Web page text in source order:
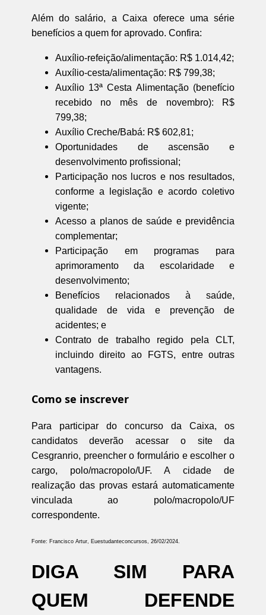
Além do salário, a Caixa oferece uma série
benefícios a quem for aprovado. Confira:
Auxílio-refeição/alimentação: R$ 1.014,42;
Auxílio-cesta/alimentação: R$ 799,38;
Auxílio 13ª Cesta Alimentação (benefício
recebido no mês de novembro): R$
799,38;
Auxílio Creche/Babá: R$ 602,81;
Oportunidades de ascensão e
desenvolvimento profissional;
Participação nos lucros e nos resultados,
conforme a legislação e acordo coletivo
vigente;
Acesso a planos de saúde e previdência
complementar;
Participação em programas para
aprimoramento da escolaridade e
desenvolvimento;
Benefícios relacionados à saúde,
qualidade de vida e prevenção de
acidentes; e
Contrato de trabalho regido pela CLT,
incluindo direito ao FGTS, entre outras
vantagens.
Como se inscrever
Para participar do concurso da Caixa, os
candidatos deverão acessar o site da
Cesgranrio, preencher o formulário e escolher o
cargo, polo/macropolo/UF. A cidade de
realização das provas estará automaticamente
vinculada ao polo/macropolo/UF
correspondente.
Fonte: Francisco Artur, Euestudanteconcursos, 26/02/2024.
DIGA SIM PARA
QUEM DEFENDE